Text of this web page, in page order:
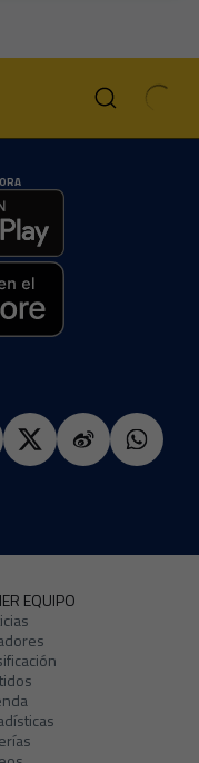
EQUIPO